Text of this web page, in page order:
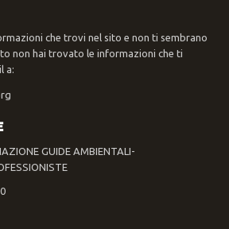
che trovi nel sito e non ti sembrano
non hai trovato le informazioni che ti
a:
GUIDE AMBIENTALI-